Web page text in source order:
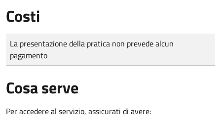
Costi
Tipo di pagamento
Importo
La presentazione della pratica non prevede alcun
pagamento
Cosa serve
Per accedere al servizio, assicurati di avere: